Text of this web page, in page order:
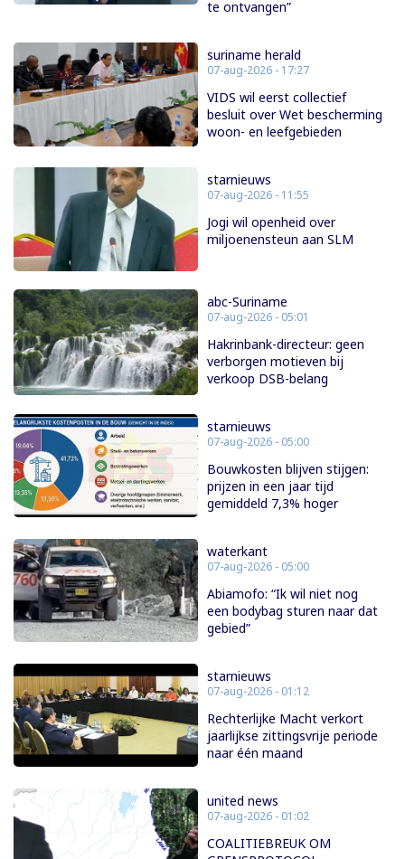
te ontvangen”
suriname herald
07-aug-2026 - 17:27
VIDS wil eerst collectief
besluit over Wet bescherming
woon- en leefgebieden
starnieuws
07-aug-2026 - 11:55
Jogi wil openheid over
miljoenensteun aan SLM
abc-Suriname
07-aug-2026 - 05:01
Hakrinbank-directeur: geen
verborgen motieven bij
verkoop DSB-belang
starnieuws
07-aug-2026 - 05:00
Bouwkosten blijven stijgen:
prijzen in een jaar tijd
gemiddeld 7,3% hoger
waterkant
07-aug-2026 - 05:00
Abiamofo: “Ik wil niet nog
een bodybag sturen naar dat
gebied”
starnieuws
07-aug-2026 - 01:12
Rechterlijke Macht verkort
jaarlijkse zittingsvrije periode
naar één maand
united news
07-aug-2026 - 01:02
COALITIEBREUK OM